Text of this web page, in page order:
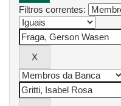
Filtros correntes: